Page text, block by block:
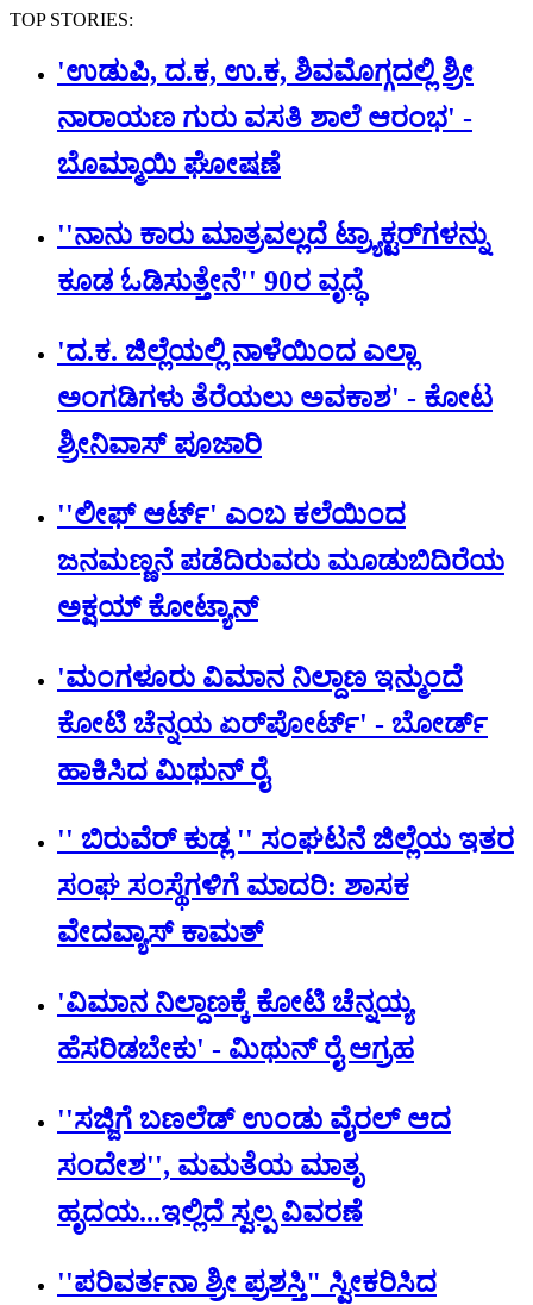
TOP STORIES:
'ಉಡುಪಿ, ದ.ಕ, ಉ.ಕ, ಶಿವಮೊಗ್ಗದಲ್ಲಿ ಶ್ರೀ
ನಾರಾಯಣ ಗುರು ವಸತಿ ಶಾಲೆ ಆರಂಭ' -
ಬೊಮ್ಮಾಯಿ ಘೋಷಣೆ
''ನಾನು ಕಾರು ಮಾತ್ರವಲ್ಲದೆ ಟ್ರ್ಯಾಕ್ಟರ್​ಗಳನ್ನು
ಕೂಡ ಓಡಿಸುತ್ತೇನೆ'' 90ರ ವೃದ್ಧೆ
'ದ.ಕ. ಜಿಲ್ಲೆಯಲ್ಲಿ ನಾಳೆಯಿಂದ ಎಲ್ಲಾ
ಅಂಗಡಿಗಳು ತೆರೆಯಲು ಅವಕಾಶ' - ಕೋಟ
ಶ್ರೀನಿವಾಸ್ ಪೂಜಾರಿ
''ಲೀಫ್ ಆರ್ಟ್' ಎಂಬ ಕಲೆಯಿಂದ
ಜನಮಣ್ಣನೆ ಪಡೆದಿರುವರು ಮೂಡುಬಿದಿರೆಯ
ಅಕ್ಷಯ್ ಕೋಟ್ಯಾನ್
'ಮಂಗಳೂರು ವಿಮಾನ ನಿಲ್ದಾಣ ಇನ್ಮುಂದೆ
ಕೋಟಿ ಚೆನ್ನಯ ಏರ್‌‌ಪೋರ್ಟ್' - ಬೋರ್ಡ್
ಹಾಕಿಸಿದ ಮಿಥುನ್‌ ರೈ
'' ಬಿರುವೆರ್ ಕುಡ್ಲ '' ಸಂಘಟನೆ ಜಿಲ್ಲೆಯ ಇತರ
ಸಂಘ ಸಂಸ್ಥೆಗಳಿಗೆ ಮಾದರಿ: ಶಾಸಕ
ವೇದವ್ಯಾಸ್ ಕಾಮತ್
'ವಿಮಾನ ನಿಲ್ದಾಣಕ್ಕೆ ಕೋಟಿ ಚೆನ್ನಯ್ಯ
ಹೆಸರಿಡಬೇಕು' - ಮಿಥುನ್ ರೈ ಆಗ್ರಹ
''ಸಜ್ಜಿಗೆ ಬಣಲೆಡ್ ಉಂಡು ವೈರಲ್ ಆದ
ಸಂದೇಶ'', ಮಮತೆಯ ಮಾತೃ
ಹೃದಯ...ಇಲ್ಲಿದೆ ಸ್ವಲ್ಪ ವಿವರಣೆ
''ಪರಿವರ್ತನಾ ಶ್ರೀ ಪ್ರಶಸ್ತಿ" ಸ್ವೀಕರಿಸಿದ